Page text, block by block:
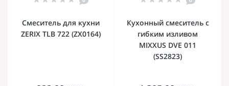
Смеситель для кухни
ZERIX TLB 722 (ZX0164)
Кухонный смеситель с
гибким изливом
MIXXUS DVE 011
(SS2823)